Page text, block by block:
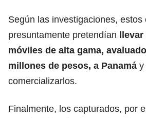
Según las investigaciones, estos
presuntamente pretendían llevar
móviles de alta gama,
millones de pesos, a Panamá y
comercializarlos.
Finalmente, los capturados, por